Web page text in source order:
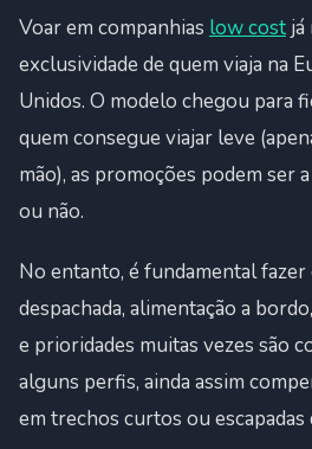
Voar em companhias low cost já
exclusividade de quem viaja na
Unidos. O modelo chegou para
quem consegue viajar leve
mão), as promoções podem ser
ou não.
No entanto, é fundamental fazer
despachada, alimentação a
e prioridades muitas vezes são
alguns perfis, ainda assim
em trechos curtos ou escapadas